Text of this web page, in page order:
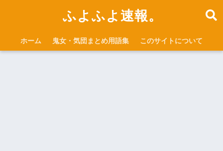
ふよふよ速報。
ホーム 鬼女・気団まとめ用語集 このサイトについて